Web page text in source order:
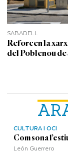
CULTURA I OCI
Com sona
León Guerrero
SABADELL
Reforcen la
del Poblenou